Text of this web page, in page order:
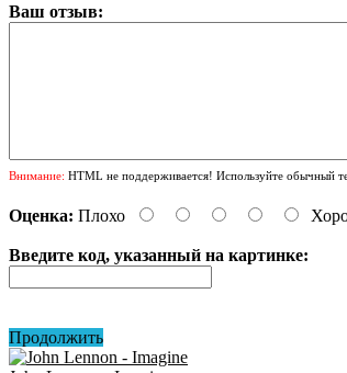
Ваш отзыв:
Внимание: HTML не поддерживается! Используйте обычный
Оценка: Плохо
Введите код, указанный на картинке:
Продолжить